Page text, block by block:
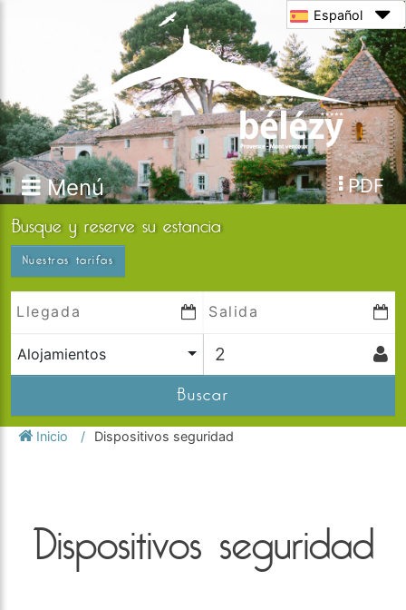
Menú PDF
Español
Busque y reserve su estancia
Nuestras tarifas
Alojamientos
Buscar
Inicio Dispositivos seguridad
Dispositivos seguridad